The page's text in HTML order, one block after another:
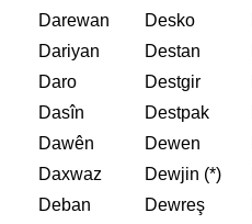
Darewan
Desko
Dariyan
Destan
Daro
Destgir
Dasîn
Destpak
Dawên
Dewen
Daxwaz
Dewjin (*)
Deban
Dewreş